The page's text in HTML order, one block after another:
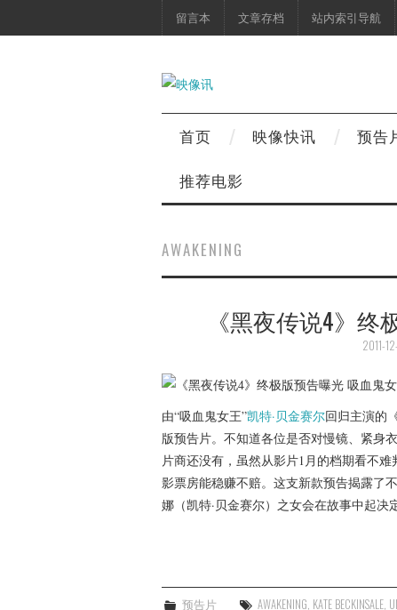
留言本 文章存档 站内索引导航
首页 映像快讯 预告
推荐电影
AWAKENING
《黑夜传说4》
2011-
由“吸血鬼女王”凯特·贝金赛尔回归主演的
版预告片。不知道各位是否对慢镜、紧身
片商还没有，虽然从影片1月的档期看不
影票房能稳赚不赔。这支新款预告揭露了
娜（凯特·贝金赛尔）之女会在故事中起决
预告片 AWAKENING, KATE BECKINSALE,